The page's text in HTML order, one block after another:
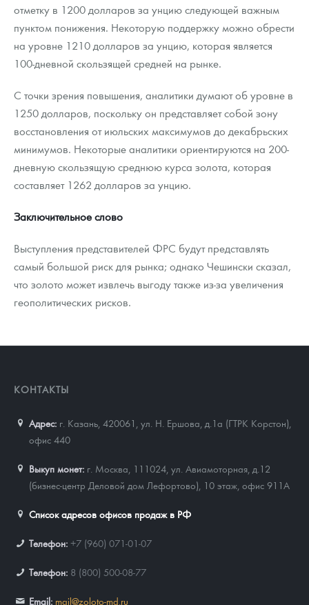
отметку в 1200 долларов за унцию следующей важным
пунктом понижения. Некоторую поддержку можно обрести
на уровне 1210 долларов за унцию, которая является
100-дневной скользящей средней на рынке.
С точки зрения повышения, аналитики думают об уровне в
1250 долларов, поскольку он представляет собой зону
восстановления от июльских максимумов до декабрьских
минимумов. Некоторые аналитики ориентируются на 200-
дневную скользящую среднюю курса золота, которая
составляет 1262 долларов за унцию.
Заключительное слово
Выступления представителей ФРС будут представлять
самый большой риск для рынка; однако Чешински сказал,
что золото может извлечь выгоду также из-за увеличения
геополитических рисков.
КОНТАКТЫ
Адрес: г. Казань, 420061 ул. Н. Ершова, д.1а (ГТРК Корстон),
офис 440
Выкуп монет: г. Москва, 111024, ул. Авиамоторная, д.12
(бизнес-центр Деловой дом Лефортово), 10 этаж, офис 911А
Список адресов офисов продаж в РФ
Телефон: +7 (960) 071-01-07
Телефон: 8 (800) 500-08-77
Email: mail@zoloto-md.ru